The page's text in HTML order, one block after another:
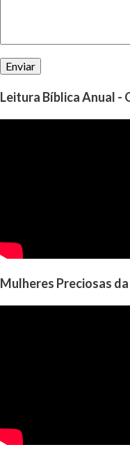
Leitura Bíblica Anual -
Mulheres Preciosas